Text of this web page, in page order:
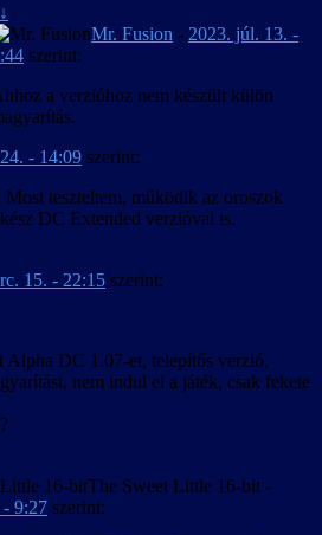
↓
Mr. Fusion - 2023. júl. 13. -
szerint:
a verzióhoz nem készült külön
- 14:09 szerint:
teszteltem, működik az oroszok
DC Extended verzióval is.
15. - 22:15 szerint:
Alpha DC 1.07-et, telepítős verzió,
nem indul el a játék, csak fekete
The Sweet Little 16-bit -
- 9:27 szerint: